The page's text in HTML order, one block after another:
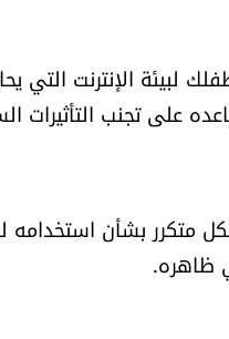
لبيئة الإنترنت
على تجنب التأثيرات
متكرر بشأن استخدامه
ظاهره.